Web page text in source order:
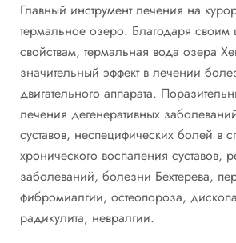
Главный инструмент лечения на
термальное озеро. Благодаря
свойствам, термальная вода озера
значительный эффект в лечении
двигательного аппарата.
лечения дегенеративных
суставов, неспецифических болей в
хронического воспаления суставов,
заболеваний, болезни Бехтерева,
фибромиалгии, остеопороза,
радикулита, невралгии.